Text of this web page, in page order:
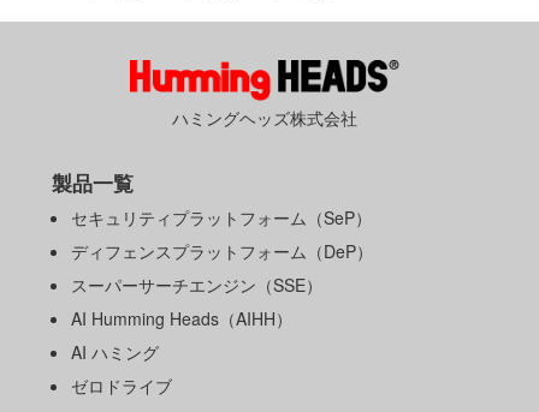
ハミングヘッズ株式会社
製品一覧
セキュリティプラットフォーム（SeP）
ディフェンスプラットフォーム（DeP）
スーパーサーチエンジン（SSE）
AI Humming Heads（AIHH）
AI ハミング
ゼロドライブ